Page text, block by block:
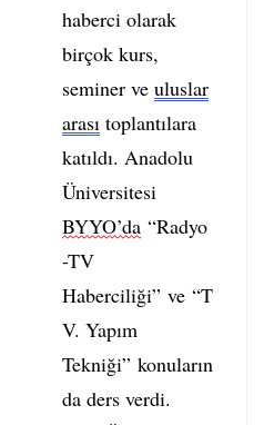
haberci olarak
birçok kurs,
seminer ve uluslar
arası toplantılara
katıldı. Anadolu
Üniversitesi
BYYO’da “Radyo
-TV
Haberciliği” ve “T
V. Yapım
Tekniği” konuların
da ders verdi.